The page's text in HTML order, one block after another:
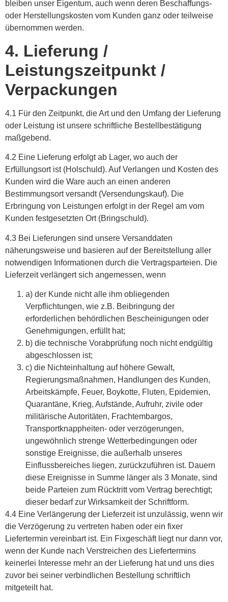
bleiben unser Eigentum, auch wenn deren Beschaffungs-
oder Herstellungskosten vom Kunden ganz oder teilweise
übernommen werden.
4. Lieferung /
Leistungszeitpunkt /
Verpackungen
4.1 Für den Zeitpunkt, die Art und den Umfang der Lieferung
oder Leistung ist unsere schriftliche Bestellbestätigung
maßgebend.
4.2 Eine Lieferung erfolgt ab Lager, wo auch der
Erfüllungsort ist (Holschuld). Auf Verlangen und Kosten des
Kunden wird die Ware auch an einen anderen
Bestimmungsort versandt (Versendungskauf). Die
Erbringung von Leistungen erfolgt in der Regel am vom
Kunden festgesetzten Ort (Bringschuld).
4.3 Bei Lieferungen sind unsere Versanddaten
näherungsweise und basieren auf der Bereitstellung aller
notwendigen Informationen durch die Vertragsparteien. Die
Lieferzeit verlängert sich angemessen, wenn
a) der Kunde nicht alle ihm obliegenden
Verpflichtungen, wie z.B. Beibringung der
erforderlichen behördlichen Bescheinigungen oder
Genehmigungen, erfüllt hat;
b) die technische Vorabprüfung noch nicht endgültig
abgeschlossen ist;
c) die Nichteinhaltung auf höhere Gewalt,
Regierungsmaßnahmen, Handlungen des Kunden,
Arbeitskämpfe, Feuer, Boykotte, Fluten, Epidemien,
Quarantäne, Krieg, Aufstände, Aufruhr, zivile oder
militärische Autoritäten, Frachtembargos,
Transportknappheiten- oder verzögerungen,
ungewöhnlich strenge Wetterbedingungen oder
sonstige Ereignisse, die außerhalb unseres
Einflussbereiches liegen, zurückzuführen ist. Dauern
diese Ereignisse in Summe länger als 3 Monate, sind
beide Parteien zum Rücktritt vom Vertrag berechtigt;
dieser bedarf zur Wirksamkeit der Schriftform.
4.4 Eine Verlängerung der Lieferzeit ist unzulässig, wenn wir
die Verzögerung zu vertreten haben oder ein fixer
Liefertermin vereinbart ist. Ein Fixgeschäft liegt nur dann vor,
wenn der Kunde nach Verstreichen des Liefertermins
keinerlei Interesse mehr an der Lieferung hat und uns dies
zuvor bei seiner verbindlichen Bestellung schriftlich
mitgeteilt hat.